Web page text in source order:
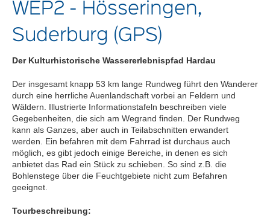
WEP2 - Hösseringen,
Suderburg (GPS)
Der Kulturhistorische Wassererlebnispfad Hardau
Der insgesamt knapp 53 km lange Rundweg führt den Wanderer
durch eine herrliche Auenlandschaft vorbei an Feldern und
Wäldern. Illustrierte Informationstafeln beschreiben viele
Gegebenheiten, die sich am Wegrand finden. Der Rundweg
kann als Ganzes, aber auch in Teilabschnitten erwandert
werden. Ein befahren mit dem Fahrrad ist durchaus auch
möglich, es gibt jedoch einige Bereiche, in denen es sich
anbietet das Rad ein Stück zu schieben. So sind z.B. die
Bohlenstege über die Feuchtgebiete nicht zum Befahren
geeignet.
Tourbeschreibung: